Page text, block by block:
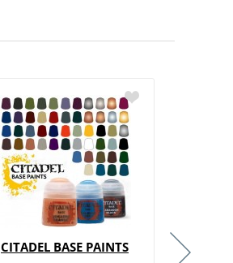
CITADEL BASE PAINTS